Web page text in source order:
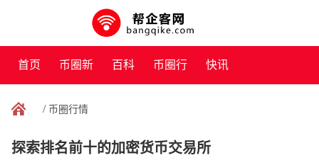
首页 币圈新
闻
百科 币圈行 快讯
/ 币圈行情
探索排名前十的加密货币交易所